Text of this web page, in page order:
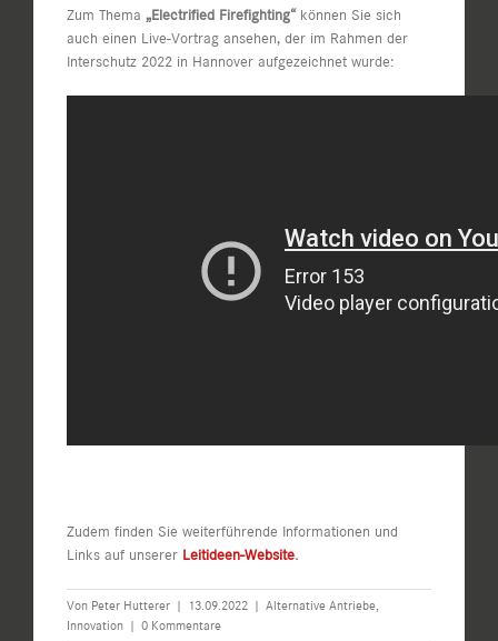
Zum Thema „Electrified Firefighting“können Sie sich
auch einen Live-Vortrag ansehen, der im Rahmen der
Interschutz 2022 in Hannover aufgezeichnet wurde:
Zudem finden Sie weiterführende Informationen und
Links auf unserer Leitideen-Website.
Von Peter Hutterer | 13.09.2022 | Alternative Antriebe,
Innovation | 0 Kommentare